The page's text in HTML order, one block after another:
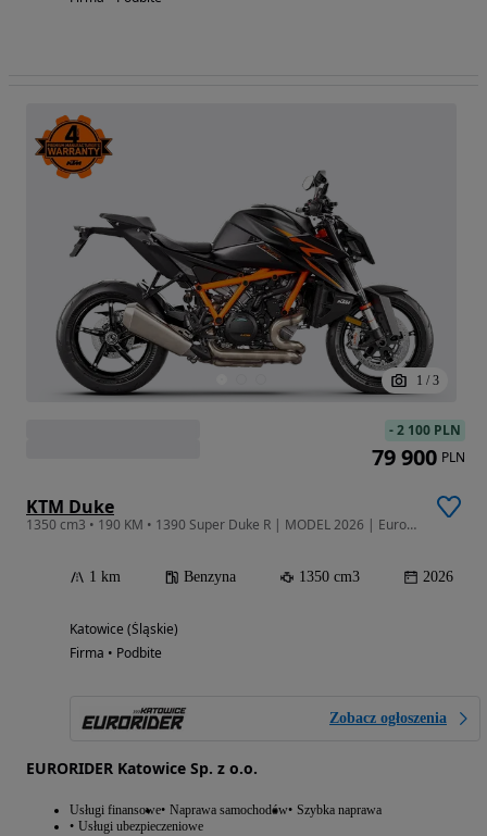
1 / 3
KTM Duke
1350 cm3 • 190 KM • 1390 Super Duke R | MODEL 2026 | Eurorider Katowice | PROMOCJA !!
1 km Benzyna 1350 cm3 2026
Katowice (Śląskie)
Firma • Podbite
Zobacz ogłoszenia
EURORIDER Katowice Sp. z o.o.
Usługi finansowe Naprawa samochodów Szybka naprawa
Usługi ubezpieczeniowe
-2 100 PLN
79 900 PLN